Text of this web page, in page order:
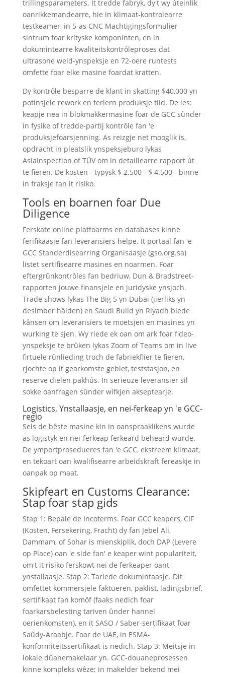
trillingsparameters. It tredde fabryk, dy't wy úteinlik
oanrikkemandearre, hie in klimaat-kontrolearre
testkeamer, in 5-as CNC Machtigingsformulier
sintrum foar krityske komponinten, en in
dokumintearre kwaliteitskontrôleproses dat
ultrasone weld-ynspeksje en 72-oere runtests
omfette foar elke masine foardat kratten.
Dy kontrôle besparre de klant in skatting $40,000 yn
potinsjele rework en ferlern produksje tiid. De les:
keapje nea in blokmakkermasine foar de GCC sûnder
in fysike of tredde-partij kontrôle fan 'e
produksjefoarsjenning. As reizgje net mooglik is,
opdracht in pleatslik ynspeksjeburo lykas
AsiaInspection of TÜV om in detaillearre rapport út
te fieren. De kosten - typysk $ 2.500 - $ 4.500 - binne
in fraksje fan it risiko.
Tools en boarnen foar Due
Diligence
Ferskate online platfoarms en databases kinne
ferifikaasje fan leveransiers helpe. It portaal fan 'e
GCC Standerdisearring Organisaasje (gso.org.sa)
listet sertifisearre masines en noarmen. Foar
eftergrûnkontrôles fan bedriuw, Dun & Bradstreet-
rapporten jouwe finansjele en juridyske ynsjoch.
Trade shows lykas The Big 5 yn Dubai (jierliks ​​yn
desimber hâlden) en Saudi Build yn Riyadh biede
kânsen om leveransiers te moetsjen en masines yn
wurking te sjen. Wy riede ek oan om ark foar fideo-
ynspeksje te brûken lykas Zoom of Teams om in live
firtuele rûnlieding troch de fabriekflier te fieren,
rjochte op it gearkomste gebiet, teststasjon, en
reserve dielen pakhús. In serieuze leveransier sil
sokke oanfragen sûnder wifkjen akseptearje.
Logistics, Ynstallaasje, en nei-ferkeap yn 'e GCC-
regio
Sels de bêste masine kin in oanspraaklikens wurde
as logistyk en nei-ferkeap ferkeard beheard wurde.
De ymportprosedueres fan 'e GCC, ekstreem klimaat,
en tekoart oan kwalifisearre arbeidskraft fereaskje in
oanpak op maat.
Skipfeart en Customs Clearance:
Stap foar stap gids
Stap 1: Bepale de Incoterms. Foar GCC keapers, CIF
(Kosten, Fersekering, Fracht) dy fan Jebel Ali,
Dammam, of Sohar is mienskiplik, doch DAP (Levere
op Place) oan 'e side fan' e keaper wint populariteit,
om't it risiko ferskowt nei de ferkeaper oant
ynstallaasje. Stap 2: Tariede dokumintaasje. Dit
omfettet kommersjele faktueren, paklist, ladingsbrief,
sertifikaat fan komôf (faaks nedich foar
foarkarsbelesting tariven ûnder hannel
oerienkomsten), en it SASO / Saber-sertifikaat foar
Saûdy-Araabje. Foar de UAE, in ESMA-
konformiteitssertifikaat is nedich. Stap 3: Meitsje in
lokale dûanemakelaar yn. GCC-douaneprosessen
kinne kompleks wêze; in makelder bekend mei